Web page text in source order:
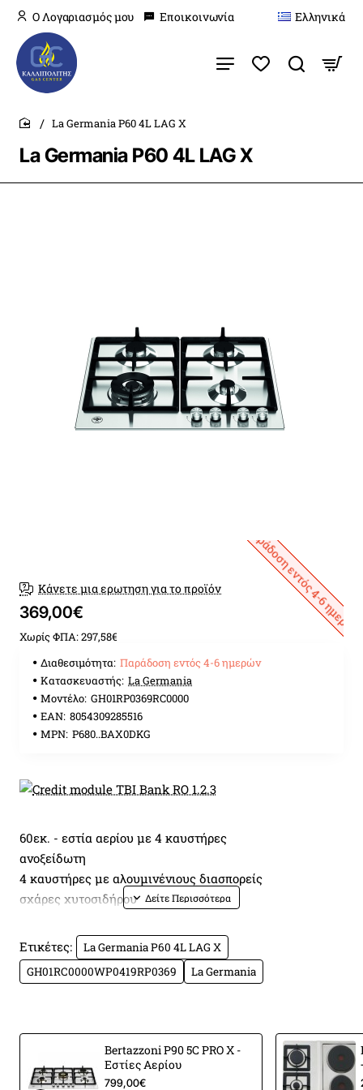
O Λογαριασμός μου Εποικοινωνία Ελληνικά
La Germania P60 4L LAG X
home
La Germania P60 4L LAG X
Παράδοση εντός 4-6 ημερών
Κάνετε μια ερωτηση για το προϊόν
369,00€
Χωρίς ΦΠΑ: 297,58€
Διαθεσιμότητα: Παράδοση εντός 4-6 ημερών
Κατασκευαστής: La Germania
Μοντέλο: GH01RP0369RC0000
EAN: 8054309285516
MPN: P680..BAX0DKG
60εκ. - εστία αερίου με 4 καυστήρες
ανοξείδωτη
4 καυστήρες με αλουμινένιους διασπορείς
σχάρες χυτοσιδήρου
επιλογείς με μεταλλικό φινίρισμα
Γενικά χαρακτηριστικά
Εμπορικό σήμα
Bertazzoni La Germania
Τύπος εστιών
Αριθμός χώρων μαγειρέματος
Αριθμός ζωνών μαγειρέματος
Ετικέτες:
La Germania P60 4L LAG X
GH01RC0000WP0419RP0369
La Germania
Bertazzoni P90 5C PRO X -
Εστίες Αερίου
799,00€